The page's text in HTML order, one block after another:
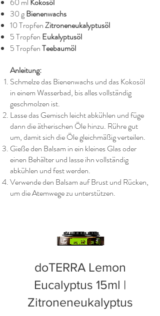
30 gBienenwachs
10 TropfenZitroneneukalyptusöl
5 Tropfen Eukalyptusöl
5 TropfenTeebaumöl
Anleitung:
Schmelze das Bienenwachs und das Kokosöl
in einem Wasserbad, bis alles vollständig
geschmolzen ist.
Lasse das Gemisch leicht abkühlen und füge
dann die ätherischen Öle hinzu. Rühre gut
um, damit sich die Öle gleichmäßig verteilen.
Gieße den Balsam in ein kleines Glas oder
einen Behälter und lasse ihn vollständig
abkühlen und fest werden.
Verwende den Balsam auf Brust und Rücken,
um die Atemwege zu unterstützen.
doTERRA Lemon
Eucalyptus 15ml |
Zitroneneukalyptus